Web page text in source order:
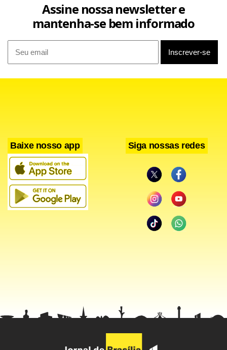
A polícia solicitou imagens das câmeras de segurança do
Assine nossa newsletter e
mantenha-se bem informado
Baixe nosso app Siga nossas redes